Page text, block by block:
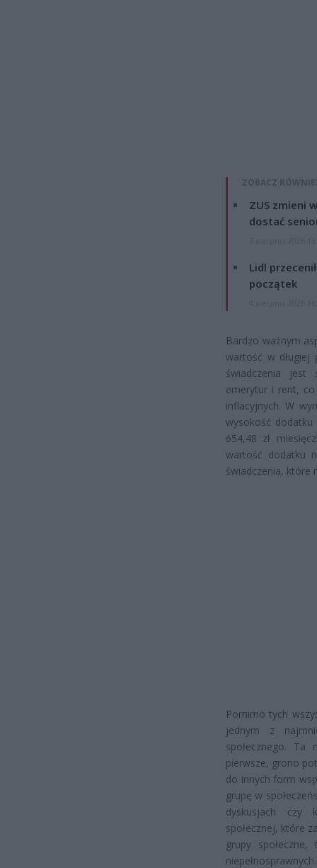
ZOBACZ
ZUS zmieni
dostać
Lidl
początek
Bardzo ważnym
wartość w długiej
świadczenia jest
emerytur i rent,
inflacyjnych. W
wysokość dodatku
654,48 zł
wartość dodatku
świadczenia, które
Pomimo tych
jednym z
społecznego. Ta
pierwsze, grono
do innych form
grupę w
dyskusjach czy
społecznej, które
grupy
niepełnosprawnych.